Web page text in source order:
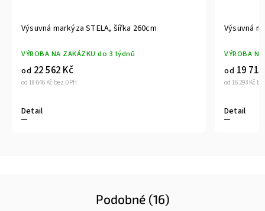
Výsuvná markýza STELA, šířka 260cm
VÝROBA NA ZAKÁZKU do 3 týdnů
od 18 646 Kč bez DPH
od 22 562 Kč
Detail
Výsuvná
VÝROBA
od 16 293 Kč
od 19
Detail
Podobné (16)